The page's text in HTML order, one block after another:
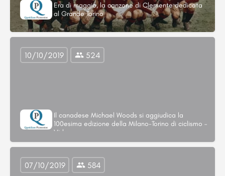
Era di maggio, la canzone di Clemente dedicata
al Grande Torino
Il canadese Michael Woods si aggiudica la
100esima edizione della Milano-Torino di ciclismo –
Video –
10/10/2019 524
07/10/2019 584